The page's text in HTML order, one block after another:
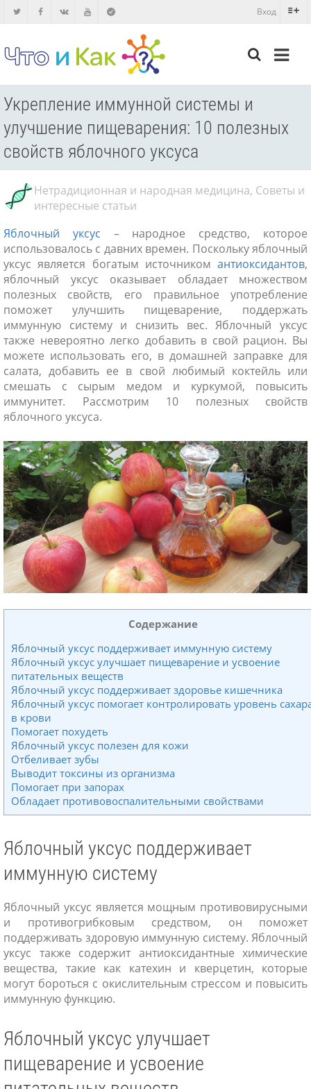
Вход
Укрепление иммунной системы и
улучшение пищеварения: 10 полезных
свойств яблочного уксуса
Нетрадиционная и народная медицина, Советы и
интересные статьи
Яблочный уксус – народное средство, которое
использовалось с давних времен. Поскольку яблочный
уксус является богатым источником антиоксидантов,
яблочный уксус оказывает обладает множеством
полезных свойств, его правильное употребление
поможет улучшить пищеварение, поддержать
иммунную систему и снизить вес. Яблочный уксус
также невероятно легко добавить в свой рацион. Вы
можете использовать его, в домашней заправке для
салата, добавить ее в свой любимый коктейль или
смешать с сырым медом и куркумой, повысить
иммунитет. Рассмотрим 10 полезных свойств
яблочного уксуса.
Содержание
Яблочный уксус поддерживает иммунную систему
Яблочный уксус улучшает пищеварение и усвоение
питательных веществ
Яблочный уксус поддерживает здоровье кишечника
Яблочный уксус помогает контролировать уровень
в крови
Помогает похудеть
Яблочный уксус полезен для кожи
Отбеливает зубы
Выводит токсины из организма
Помогает при запорах
Обладает противовоспалительными свойствами
Яблочный уксус поддерживает
иммунную систему
Яблочный уксус является мощным противовирусными
и противогрибковым средством, он поможет
поддерживать здоровую иммунную систему. Яблочный
уксус также содержит антиоксидантные химические
вещества, такие как катехин и кверцетин, которые
могут бороться с окислительным стрессом и повысить
иммунную функцию.
Яблочный уксус улучшает
пищеварение и усвоение